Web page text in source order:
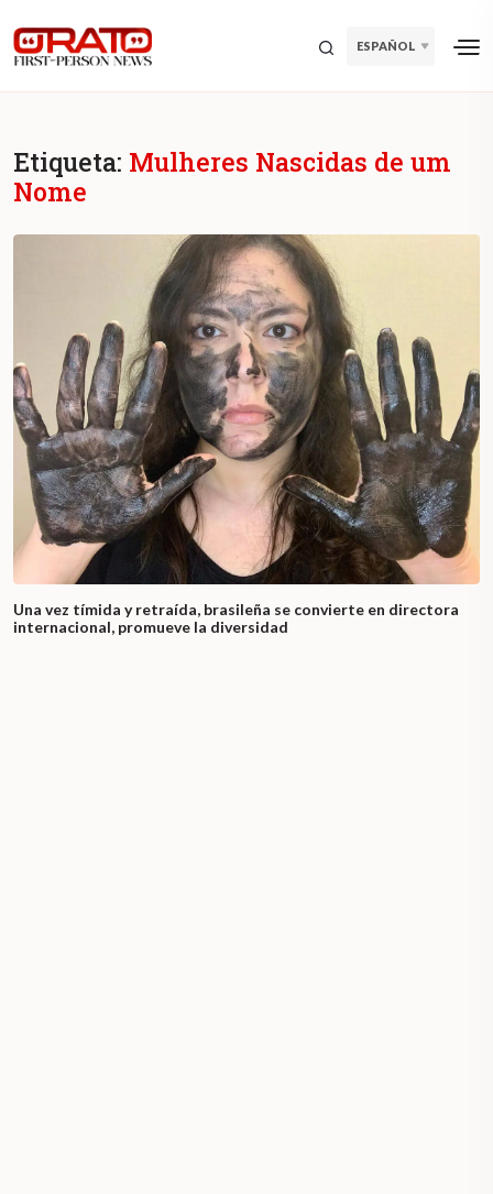
ESPAÑOL
Etiqueta: Mulheres Nascidas de um
Nome
Una vez tímida y retraída, brasileña se convierte en directora
internacional, promueve la diversidad